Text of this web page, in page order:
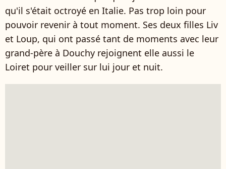
qu'il s'était octroyé en Italie. Pas trop loin pour
pouvoir revenir à tout moment. Ses deux filles Liv
et Loup, qui ont passé tant de moments avec leur
grand-père à Douchy rejoignent elle aussi le
Loiret pour veiller sur lui jour et nuit.